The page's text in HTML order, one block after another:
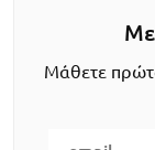
Μάθετε